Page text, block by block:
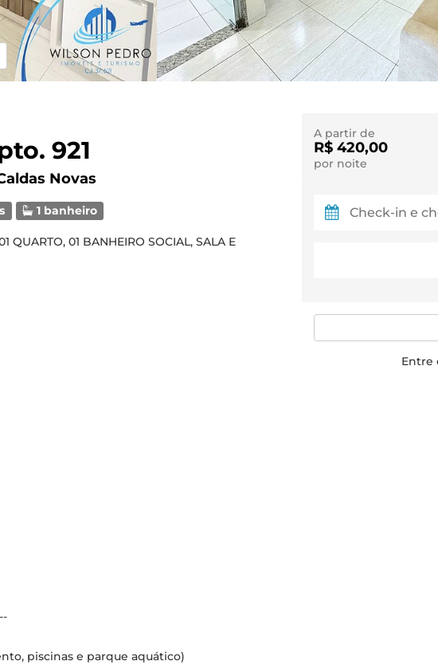
921
Novas
1 banheiro
QUARTO, 01 BANHEIRO SOCIAL, SALA E
piscinas e parque aquático)
A partir de
R$ 420,00
por noite
Entre